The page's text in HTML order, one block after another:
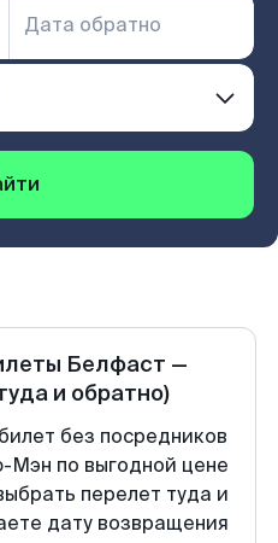
Белфаст —
и обратно)
без посредников
Мэн по выгодной цене
перелет туда и
дату возвращения